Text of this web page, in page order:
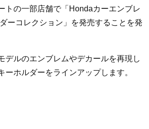
トの一部店舗で「Hondaカーエンブレ
ーコレクション」を発売することを発
デルのエンブレムやデカールを再現し
ーホルダーをラインアップします。